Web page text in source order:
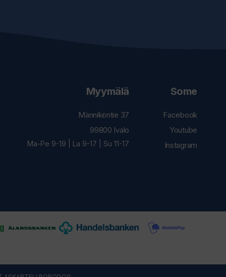
Myymälä
Männiköntie 37
99800 Ivalo
Ma-Pe 9-19 | La 9-17 | Su 11-17
Some
Facebook
Youtube
Instagram